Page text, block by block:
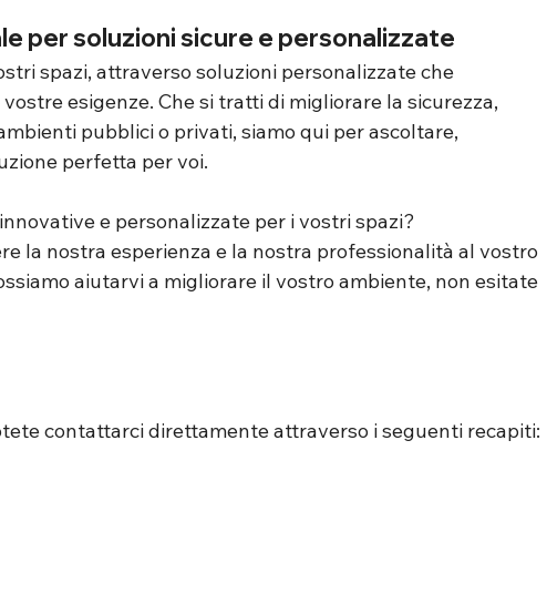
per soluzioni sicure e personalizzate
spazi, attraverso soluzioni personalizzate che
esigenze. Che si tratti di migliorare la sicurezza,
pubblici o privati, siamo qui per ascoltare,
perfetta per voi.
e personalizzate per i vostri spazi?
la nostra esperienza e la nostra professionalità al vostro
aiutarvi a migliorare il vostro ambiente, non esitate
contattarci direttamente attraverso i seguenti recapiti: